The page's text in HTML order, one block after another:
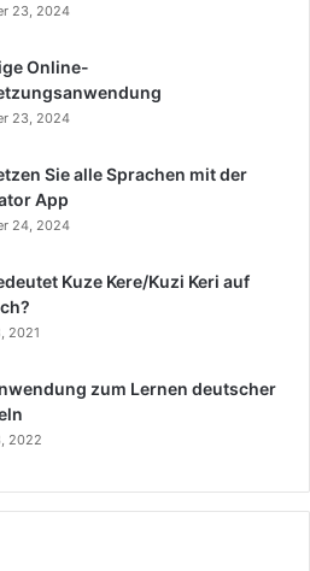
23, 2024
Online-
23, 2024
Sie alle Sprachen mit der
App
24, 2024
Kuze Kere/Kuzi Keri auf
2021
zum Lernen deutscher
2022